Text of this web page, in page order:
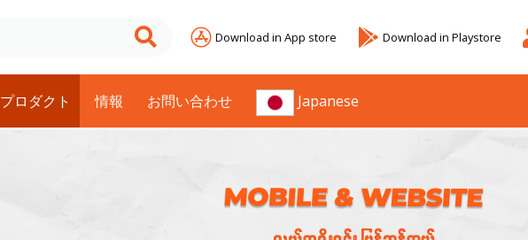
Download in App store Download in Playstore
プロダクト 情報 お問い合わせ Japanese